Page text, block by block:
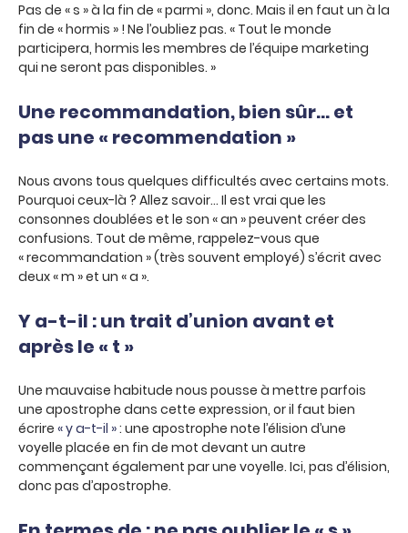
Pas de « s » à la fin de « parmi », donc. Mais il en faut un à la
fin de « hormis » ! Ne l’oubliez pas. « Tout le monde
participera, hormis les membres de l’équipe marketing
qui ne seront pas disponibles. »
Une recommandation, bien sûr… et
pas une « recommendation »
Nous avons tous quelques difficultés avec certains mots.
Pourquoi ceux-là ? Allez savoir… Il est vrai que les
consonnes doublées et le son « an » peuvent créer des
confusions. Tout de même, rappelez-vous que
« recommandation » (très souvent employé) s’écrit avec
deux « m » et un « a ».
Y a-t-il : un trait d’union avant et
après le « t »
Une mauvaise habitude nous pousse à mettre parfois
une apostrophe dans cette expression, or il faut bien
écrire « y a-t-il »: une apostrophe note l’élision d’une
voyelle placée en fin de mot devant un autre
commençant également par une voyelle. Ici, pas d’élision,
donc pas d’apostrophe.